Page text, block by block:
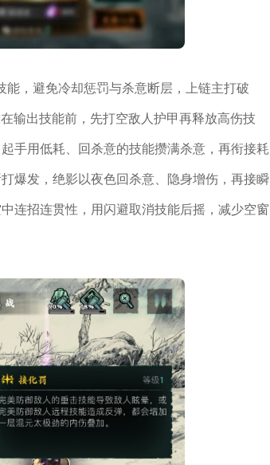
，避免冷却惩罚与杀意断层，上链主打破
输出技能前，先打空敌人护甲再释放高伤技
手用低耗、回杀意的技能攒满杀意，再衔接耗
爆发，绝影以夜色回杀意、隐身增伤，再接瞬
连招连贯性，用闪避取消技能后摇，减少空窗